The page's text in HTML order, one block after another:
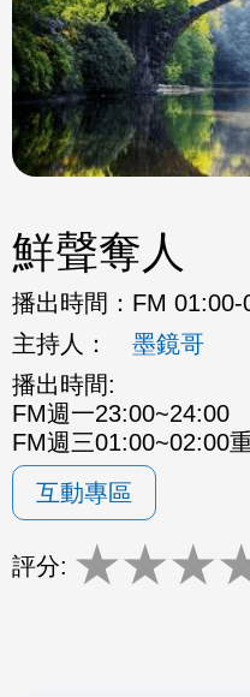
鮮聲奪人
播出時間： FM 01:00-
主持人：
墨鏡哥
播出時間:
FM週一23:00~24:00
FM週三01:00~02:00
互動專區
評分: ★★★